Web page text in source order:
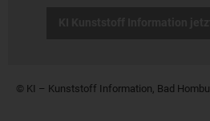
© KI – Kunststoff Information, Bad